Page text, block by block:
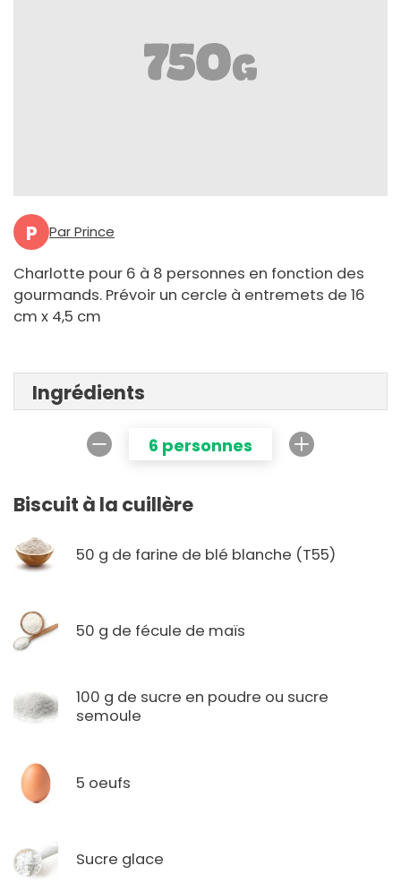
P Par Prince
Charlotte pour 6 à 8 personnes en fonction des
gourmands. Prévoir un cercle à entremets de 16
cm x 4,5 cm
Ingrédients
6 personnes
Biscuit à la cuillère
50 g de farine de blé blanche (T55)
50 g de fécule de maïs
100 g de sucre en poudre ou sucre
semoule
5 oeufs
Sucre glace